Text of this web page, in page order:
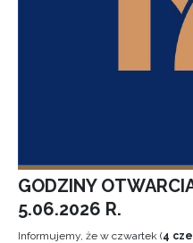
GODZINY
5.06.2026 R.
Informujemy, że w czwartek (4